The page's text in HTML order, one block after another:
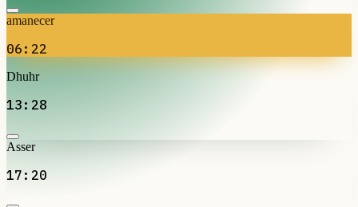
amanecer
06:22
Dhuhr
13:28
Asser
17:20